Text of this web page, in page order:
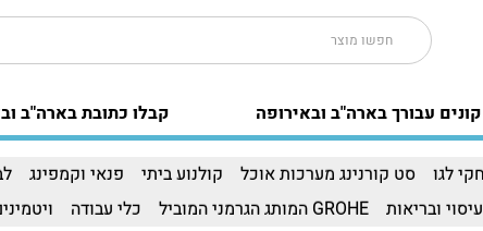
קבלו כתובת בארה"ב קונים עבורך בארה"ב ובאירופה
לגו סט קורנינג מערכות אוכל קולנוע ביתי פנאי וקמפינג
ובריאות GROHE המותג הגרמני המוביל כלי עבודה